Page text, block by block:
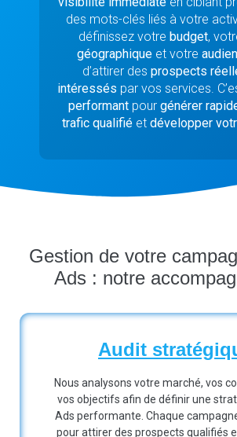
des mots-clés liés à votre
définissez votre budget,
géographique et votre
d’attirer des prospects
intéressés par vos services.
performantpour générer
trafic qualifiéet développer
Gestion de votre
Ads : notre
Audit
Nous analysons votre marché, vos
vos objectifs afin de définir une
Ads performante. Chaque
pour attirer des prospects qualifiés